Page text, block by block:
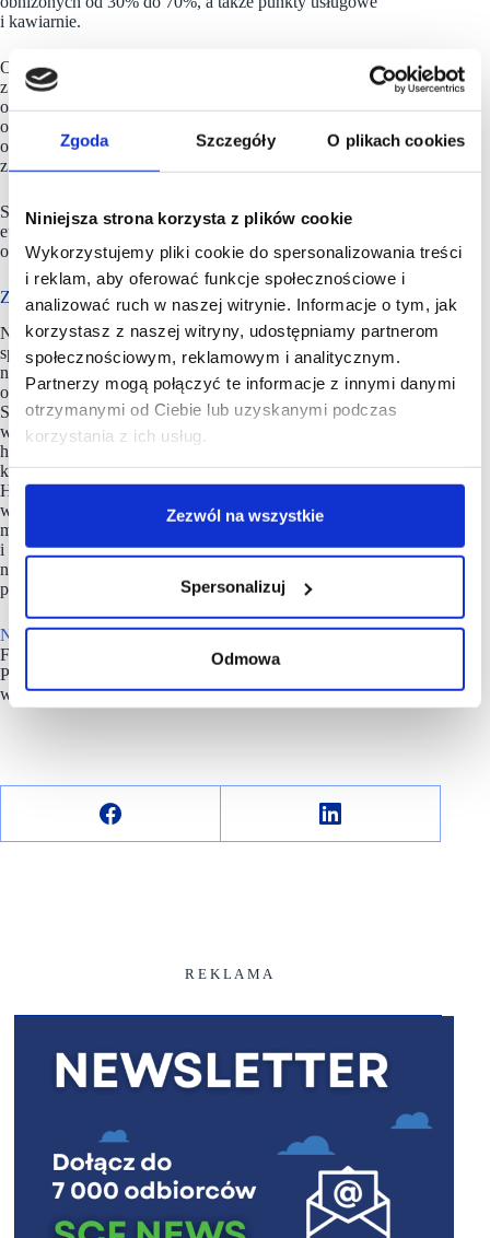
Zgoda Szczegóły O plikach cookies
Niniejsza strona korzysta z plików cookie
Wykorzystujemy pliki cookie do spersonalizowania treści
i reklam, aby oferować funkcje społecznościowe i
analizować ruch w naszej witrynie. Informacje o tym, jak
korzystasz z naszej witryny, udostępniamy partnerom
społecznościowym, reklamowym i analitycznym.
Partnerzy mogą połączyć te informacje z innymi danymi
otrzymanymi od Ciebie lub uzyskanymi podczas
korzystania z ich usług.
Zezwól na wszystkie
Spersonalizuj
Odmowa
i kawiarnie.
Outlet posiada dwa parkingi – naziemny i podziemny
z miejscami dla rodzin, ładowarki do aut elektrycznych
oraz stacje rowerowe. Wnętrza są w pełni przystosowane dla
osób mających trudności w poruszaniu się. Zadbano też
o punkty ładowania urządzeń mobilnych, pokoje dla rodziców
z dziećmi i plac zabaw.
Sieć FACTORY w Polsce prowadzi NEINVER – wiodący
europejski zarządca, deweloper oraz inwestor rynku centrów
outletowych.
Z 17 outletami i 4 parkami handlowymi w portfolio
NEINVER to hiszpańska, międzynarodowa firma
specjalizująca się w budowie oraz inwestycjach na rynku
nieruchomości i zarządzaniu nimi. Czołowy operator centrów
outlet w Hiszpanii i Polsce, posiada dwie marki własne: The
Style Outlets i FACTORY. Spółka NEINVER, założona
w 1969 roku, zarządza 17 centrami outlet i 4 parkami
handlowymi, współpracując z ponad 800 markami w sześciu
krajach europejskich: Francji, Niemczech, Włoszech, Polsce,
Hiszpanii i Holandii.W ramach zaangażowania
w zrównoważony rozwój, strategia firmyBuilding Tomorrow
ma na celu wywarcie pozytywnego wpływu na społeczeństwo
i środowisko naturalne, zwiększenie odporności firmy
na trudności rynkowe oraz podniesienie zaangażowania
pracowników.
NEINVERw Polsce zarządza siecią pięciu outletów
FACTORY: w Warszawie (Annopol i Ursus), Krakowie,
Poznaniu i Gliwicach oraz parkiem handlowym Futura
w Krakowie.
R E K L A M A